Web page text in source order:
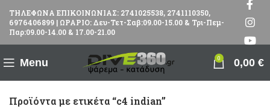
ΤΗΛΕΦΩΝΑ ΕΠΙΚΟΙΝΩΝΙΑΣ: 2741025538, 2741110350,
6976406899 | ΩΡΑΡΙΟ: Δευ-Τετ-Σαβ:09.00-15.00 & Τρι-Πεμ-
Παρ:09.00-14.00 & 17.00-21.00
Menu 0 0,00 €
Προϊόντα με ετικέτα “c4 indian”